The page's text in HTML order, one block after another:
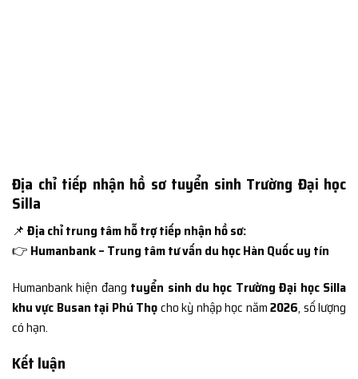
Địa chỉ tiếp nhận hồ sơ tuyển sinh Trường Đại học
Silla
📌 Địa chỉ trung tâm hỗ trợ tiếp nhận hồ sơ:
👉 Humanbank – Trung tâm tư vấn du học Hàn Quốc uy tín
Humanbank hiện đang tuyển sinh du học Trường Đại học Silla
khu vực Busan tại Phú Thọcho kỳ nhập học năm2026, số lượng
có hạn.
Kết luận